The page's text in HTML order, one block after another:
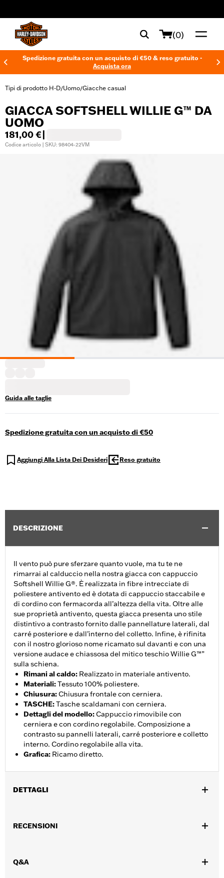
(0)
Spedizione gratuita con un acquisto di €50 & reso gratuito -
Acquista ora
Tipi di prodotto H-D/Uomo/Giacche casual
GIACCA SOFTSHELL WILLIE G™ DA
UOMO
181,00 €
Codice articolo | SKU: 98404-22VM
Guida alle taglie
Spedizione gratuita con un acquisto di €50
Aggiungi Alla Lista Dei Desideri Reso gratuito
DESCRIZIONE
Il vento può pure sferzare quanto vuole, ma tu te ne
rimarrai al calduccio nella nostra giacca con cappuccio
Softshell Willie G®. È realizzata in fibre intrecciate di
poliestere antivento ed è dotata di cappuccio staccabile e
di cordino con fermacorda all’altezza della vita. Oltre alle
sue proprietà antivento, questa giacca presenta uno stile
distintivo a contrasto fornito dalle pannellature laterali, dal
carré posteriore e dall’interno del colletto. Infine, è rifinita
con il nostro glorioso nome ricamato sul davanti e con una
versione audace e chiassosa del mitico teschio Willie G™”
sulla schiena.
Rimani al caldo: Realizzato in materiale antivento.
Materiali:Tessuto 100% poliestere.
Chiusura:Chiusura frontale con cerniera.
TASCHE:Tasche scaldamani con cerniera.
Dettagli del modello:Cappuccio rimovibile con
cerniera e con cordino regolabile. Composizione a
contrasto su pannelli laterali, carré posteriore e colletto
interno. Cordino regolabile alla vita.
Grafica: Ricamo diretto.
DETTAGLI
Caratteristiche funzionali:
Chiusura a cerniera sul
GARANZIA:
RECENSIONI
Q&A